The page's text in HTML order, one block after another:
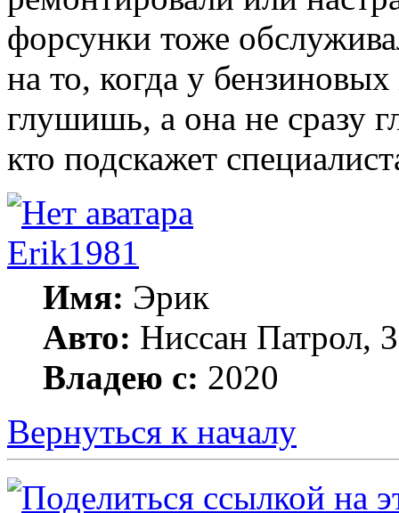
форсунки тоже
на то, когда у
глушишь, а она не сразу
кто подскажет
Erik1981
Имя: Эрик
Авто: Ниссан Патрол,
Владею с: 2020
Вернуться к началу